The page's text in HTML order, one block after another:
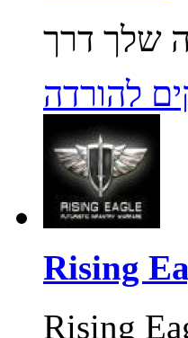
להורדה
Rising